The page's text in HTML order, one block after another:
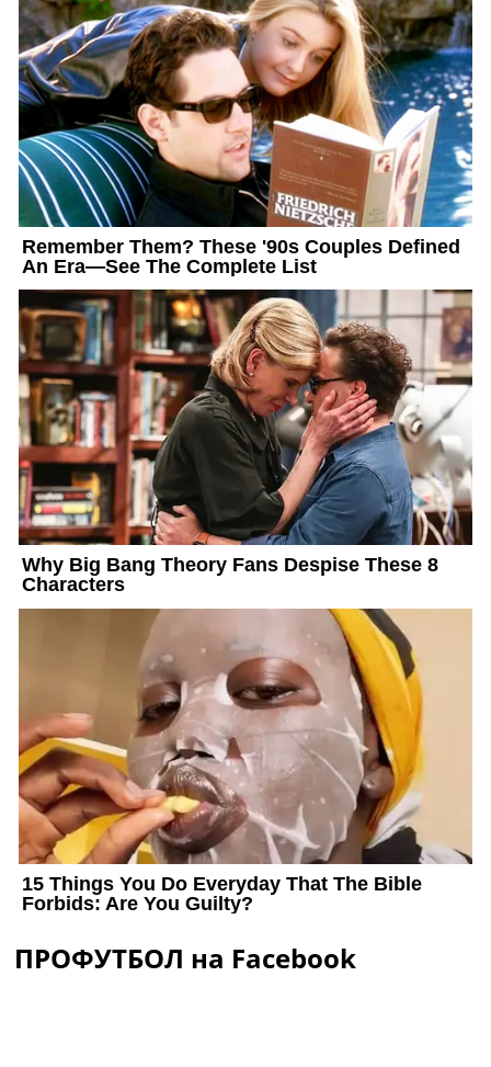
ПРОФУТБОЛ на Facebook